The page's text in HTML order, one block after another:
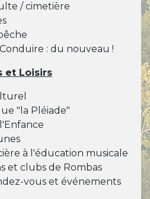
/ cimetière
: du nouveau !
et Loisirs
"la Pléiade"
à l'éducation musicale
et clubs de Rombas
vous et événements